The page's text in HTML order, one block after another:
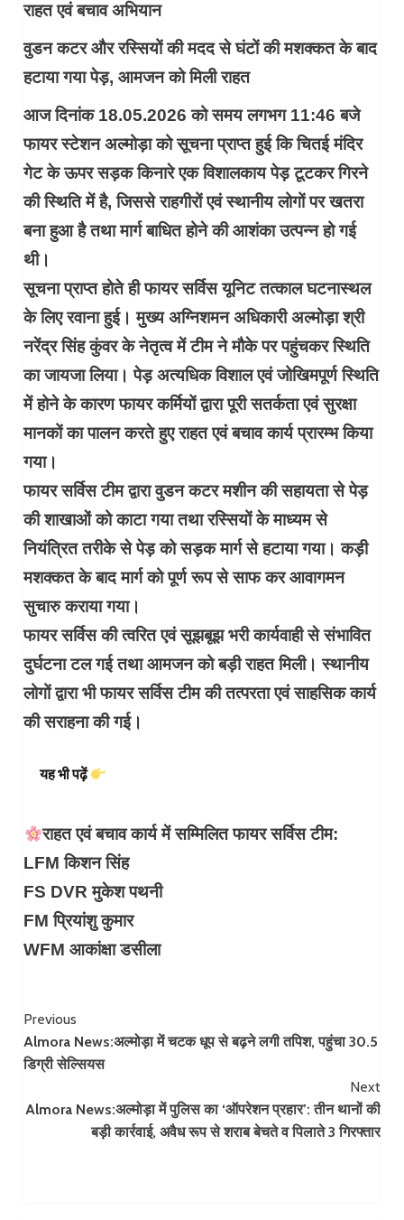
राहत एवं बचाव अभियान
वुडन कटर और रस्सियों की मदद से घंटों की मशक्कत के बाद
हटाया गया पेड़, आमजन को मिली राहत
आज दिनांक 18.05.2026 को समय लगभग 11:46 बजे
फायर स्टेशन अल्मोड़ा को सूचना प्राप्त हुई कि चितई मंदिर
गेट के ऊपर सड़क किनारे एक विशालकाय पेड़ टूटकर गिरने
की स्थिति में है, जिससे राहगीरों एवं स्थानीय लोगों पर खतरा
बना हुआ है तथा मार्ग बाधित होने की आशंका उत्पन्न हो गई
थी।
सूचना प्राप्त होते ही फायर सर्विस यूनिट तत्काल घटनास्थल
के लिए रवाना हुई। मुख्य अग्निशमन अधिकारी अल्मोड़ा श्री
नरेंद्र सिंह कुंवर के नेतृत्व में टीम ने मौके पर पहुंचकर स्थिति
का जायजा लिया। पेड़ अत्यधिक विशाल एवं जोखिमपूर्ण स्थिति
में होने के कारण फायर कर्मियों द्वारा पूरी सतर्कता एवं सुरक्षा
मानकों का पालन करते हुए राहत एवं बचाव कार्य प्रारम्भ किया
गया।
फायर सर्विस टीम द्वारा वुडन कटर मशीन की सहायता से पेड़
की शाखाओं को काटा गया तथा रस्सियों के माध्यम से
नियंत्रित तरीके से पेड़ को सड़क मार्ग से हटाया गया। कड़ी
मशक्कत के बाद मार्ग को पूर्ण रूप से साफ कर आवागमन
सुचारु कराया गया।
फायर सर्विस की त्वरित एवं सूझबूझ भरी कार्यवाही से संभावित
दुर्घटना टल गई तथा आमजन को बड़ी राहत मिली। स्थानीय
लोगों द्वारा भी फायर सर्विस टीम की तत्परता एवं साहसिक कार्य
की सराहना की गई।
यह भी पढ़ें
राहत एवं बचाव कार्य में सम्मिलित फायर सर्विस टीम:
LFM किशन सिंह
FS DVR मुकेश पथनी
FM प्रियांशु कुमार
WFM आकांक्षा डसीला
Continue
Reading
Previous
Almora News:​अल्मोड़ा में चटक धूप से बढ़ने लगी तपिश, पहुंचा 30.5
डिग्री सेल्सियस
Next
Almora News:अल्मोड़ा में पुलिस का ‘ऑपरेशन प्रहार’: तीन थानों की
बड़ी कार्रवाई, अवैध रूप से शराब बेचते व पिलाते 3 गिरफ्तार